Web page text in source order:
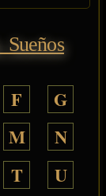
F
G
M
N
T
U